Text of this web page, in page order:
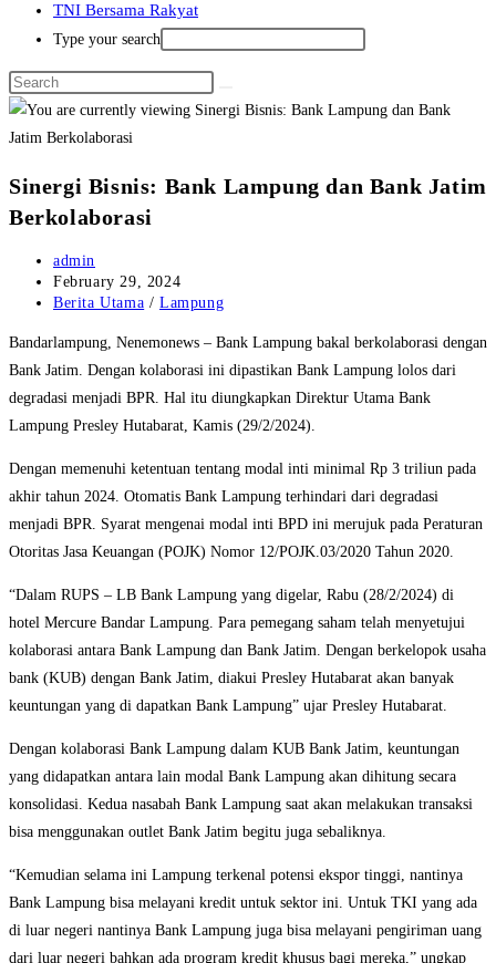
TNI Bersama Rakyat
Type your search
Sinergi Bisnis: Bank Lampung dan Bank Jatim
Berkolaborasi
Post
author:
admin
Post
published:
February 29, 2024
Post
Berita Utama / Lampung
Bandarlampung, Nenemonews – Bank Lampung bakal berkolaborasi dengan
Bank Jatim. Dengan kolaborasi ini dipastikan Bank Lampung lolos dari
degradasi menjadi BPR. Hal itu diungkapkan Direktur Utama Bank
Lampung Presley Hutabarat, Kamis (29/2/2024).
Dengan memenuhi ketentuan tentang modal inti minimal Rp 3 triliun pada
akhir tahun 2024. Otomatis Bank Lampung terhindari dari degradasi
menjadi BPR. Syarat mengenai modal inti BPD ini merujuk pada Peraturan
Otoritas Jasa Keuangan (POJK) Nomor 12/POJK.03/2020 Tahun 2020.
“Dalam RUPS – LB Bank Lampung yang digelar, Rabu (28/2/2024) di
hotel Mercure Bandar Lampung. Para pemegang saham telah menyetujui
kolaborasi antara Bank Lampung dan Bank Jatim. Dengan berkelopok usaha
bank (KUB) dengan Bank Jatim, diakui Presley Hutabarat akan banyak
keuntungan yang di dapatkan Bank Lampung” ujar Presley Hutabarat.
Dengan kolaborasi Bank Lampung dalam KUB Bank Jatim, keuntungan
yang didapatkan antara lain modal Bank Lampung akan dihitung secara
konsolidasi. Kedua nasabah Bank Lampung saat akan melakukan transaksi
bisa menggunakan outlet Bank Jatim begitu juga sebaliknya.
“Kemudian selama ini Lampung terkenal potensi ekspor tinggi, nantinya
Bank Lampung bisa melayani kredit untuk sektor ini. Untuk TKI yang ada
di luar negeri nantinya Bank Lampung juga bisa melayani pengiriman uang
dari luar negeri bahkan ada program kredit khusus bagi mereka,” ungkap